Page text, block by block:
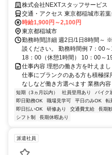
株式会社NEXTスタッフサービス
交通・アクセス 東京都稲城市若葉
時給1,900円～2,100円
東京都稲城市
勤務時間詳細 週2日/1日8時間～
談ください。 勤務時間例 7：00
18：00（休憩1時間） 10：00～
仕事内容 理想の働き方を叶えま
仕事にブランクのある方も積極
なしなど働き方選べます 業務内容
短期（3ヵ月以内） 社員登用あり バイク
即日勤務OK
職場見学可 平日のみOK 転
即日払いOK
研修あり 交通費支給 長期
シフト制
長期休暇あり
派遣社員